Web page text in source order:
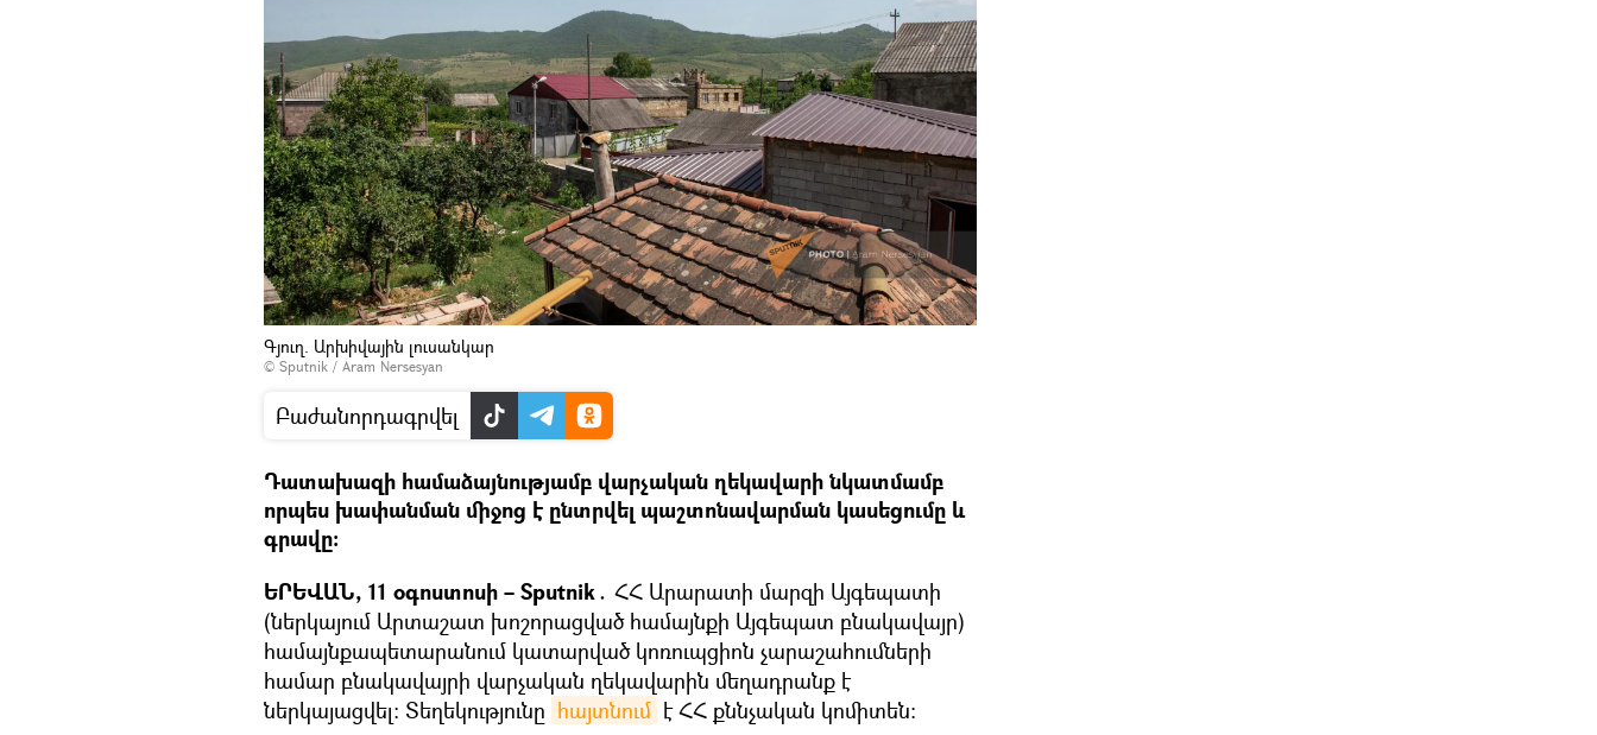
Գյուղ. Արխիվային լուսանկար
© Sputnik / Aram Nersesyan
Բաժանորդագրվել
Դատախազի համաձայնությամբ վարչական ղեկավարի նկատմամբ
որպես խափանման միջոց է ընտրվել պաշտոնավարման կասեցումը և
գրավը։
ԵՐԵՎԱՆ, 11 օգոստոսի – Sputnik․ ՀՀ Արարատի մարզի Այգեպատի
(ներկայում Արտաշատ խոշորացված համայնքի Այգեպատ բնակավայր)
համայնքապետարանում կատարված կոռուպցիոն չարաշահումների
համար բնակավայրի վարչական ղեկավարին մեղադրանք է
ներկայացվել։ Տեղեկությունը հայտնում է ՀՀ քննչական կոմիտեն։